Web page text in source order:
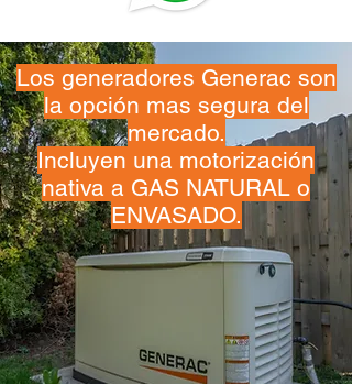
Los generadores Generac son
la opción mas segura del
mercado.
Incluyen una motorización
nativa a GAS NATURAL o
ENVASADO.